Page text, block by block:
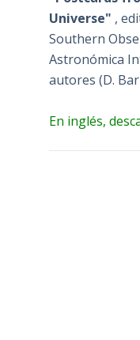
Universe" ,
Southern
Astronómica
autores (D.
En inglés,